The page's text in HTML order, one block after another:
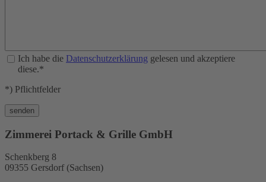
Ich habe die Datenschutzerklärung gelesen und akzeptiere
diese.*
*) Pflichtfelder
Zimmerei Portack & Grille GmbH
Schenkberg 8
09355 Gersdorf (Sachsen)